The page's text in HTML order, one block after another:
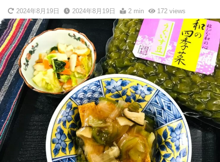
2024年8月19日 2024年8月19日 2 min 172views